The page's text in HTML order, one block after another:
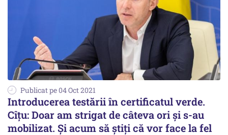
Publicat pe 04 Oct 2021
Introducerea testării în certificatul verde.
Cîțu: Doar am strigat de câteva ori și s-au
mobilizat. Și acum să știți că vor face la fel